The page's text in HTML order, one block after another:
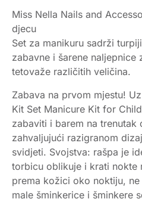
Miss Nella Nails and
djecu
Set za manikuru sadrži
zabavne i šarene naljepnice
tetovaže različitih veličina.
Zabava na prvom mjestu!
Kit Set Manicure Kit for
zabaviti i barem na trenutak
zahvaljujući razigranom
svidjeti. Svojstva: rašpa je
torbicu oblikuje i krati nokte
prema kožici oko noktiju,
male šminkerice i šminkere